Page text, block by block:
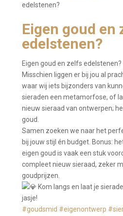
edelstenen?
Eigen goud en
edelstenen?
Eigen goud en zelfs edelstenen?
Misschien liggen er bij jou al
waar wij iets bijzonders van
sieraden een metamorfose, of
nieuw sieraad van ontwerpen;
goud.
Samen zoeken we naar het
bij jouw stijl én budget. Bonus:
eigen goud is vaak een stuk
compleet nieuw sieraad, zeker
goudprijzen.
Kom langs en laat je
jasje!
#goudsmid #eigenontwerp